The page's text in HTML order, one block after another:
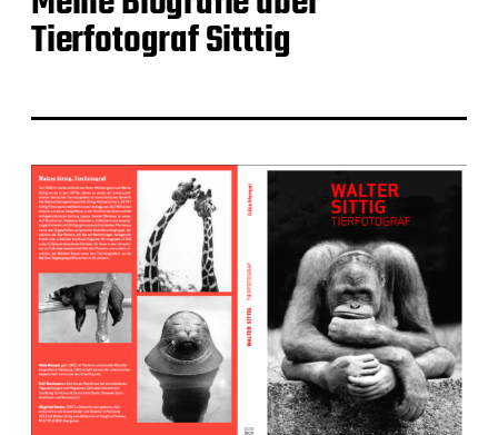
Tierfotograf Sitttig